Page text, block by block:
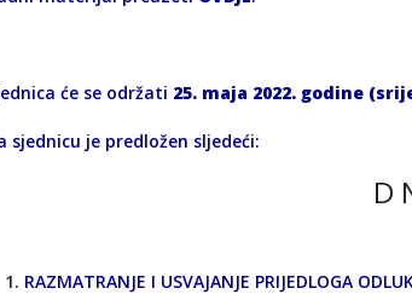
će se održati 25. maja 2022. godine
sjednicu je predložen sljedeći:
D
RAZMATRANJE I USVAJANJE PRIJEDLOGA